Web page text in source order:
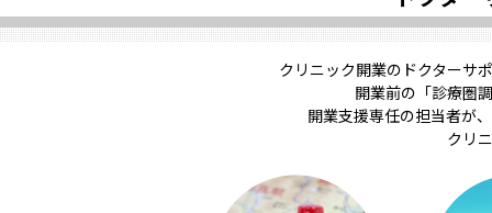
クリニック開業のドクターサ
開業前の「診療圏
開業支援専任の担当者が
クリ